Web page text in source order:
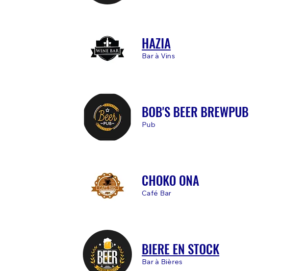
HAZIA
Bar à Vins
BOB'S BEER BREWPUB
Pub
CHOKO ONA
Café Bar
BIERE EN STOCK
Bar à Bières